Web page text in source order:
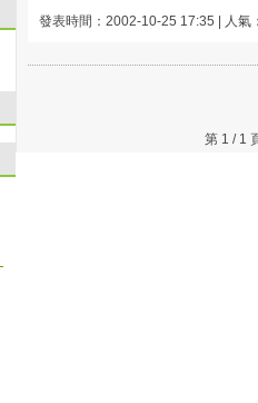
發表時間：2002-10-25 17:35 | 人氣
第 1 /